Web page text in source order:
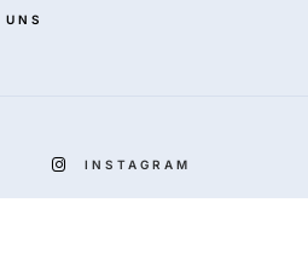
UNS
INSTAGRAM